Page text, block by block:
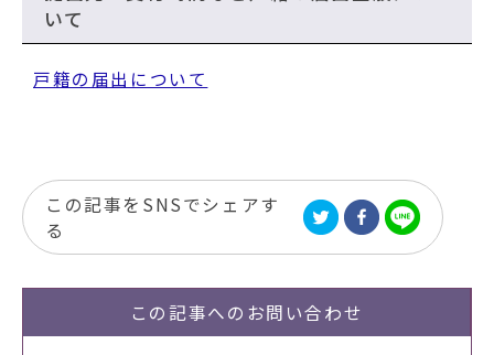
いて
戸籍の届出について
この記事をSNSでシェアす
る
この記事への お問い合わせ